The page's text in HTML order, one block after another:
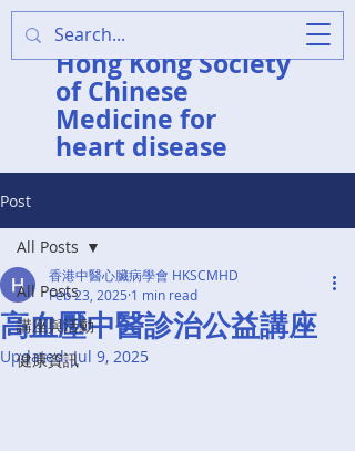
香港中醫心臟病學會
Hong Kong Society
of Chinese
Medicine for
heart disease
Post
All Posts
講座與活動
健康資訊
All Posts
高血壓中醫診治公益講座
香港中醫心臟病學會 HKSCMHD
Feb 23, 2025 1 min read
Updated:Jul 9, 2025